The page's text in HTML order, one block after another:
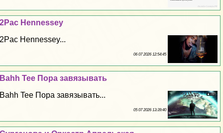
2Pac Hennessey
2Pac Hennessey...
06 07 2026 12:54:45
Bahh Tee Пора завязывать
Bahh Tee Пора завязывать...
05 07 2026 13:39:40